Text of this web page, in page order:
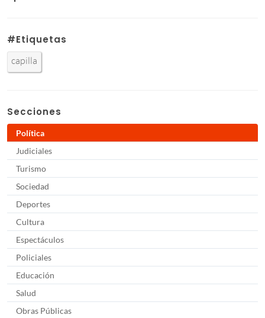
#Etiquetas
capilla
Secciones
Política
Judiciales
Turismo
Sociedad
Deportes
Cultura
Espectáculos
Policiales
Educación
Salud
Obras Públicas